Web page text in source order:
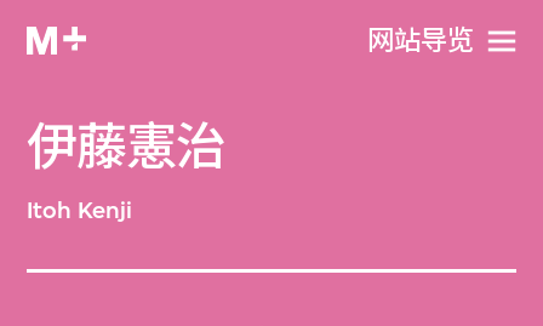
网站导览
伊藤憲治
Itoh Kenji